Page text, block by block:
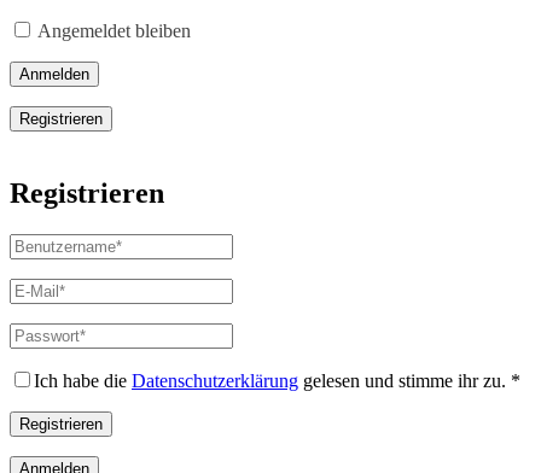
Angemeldet bleiben
Anmelden
Registrieren
Registrieren
Benutzername
Erforderlich
E-
Mail-
Adresse*
Erforderlich
Passwort*
Erforderlich
Ich habe die Datenschutzerklärung gelesen und stimme ihr zu. *
Registrieren
Anmelden